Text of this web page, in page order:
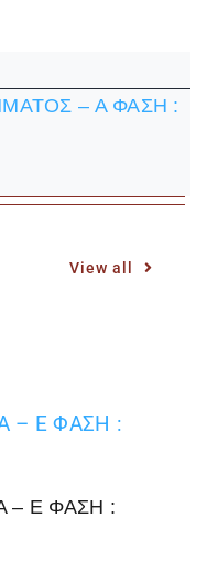
– Α ΦΑΣΗ :
View all
– Ε ΦΑΣΗ :
– Ε ΦΑΣΗ :